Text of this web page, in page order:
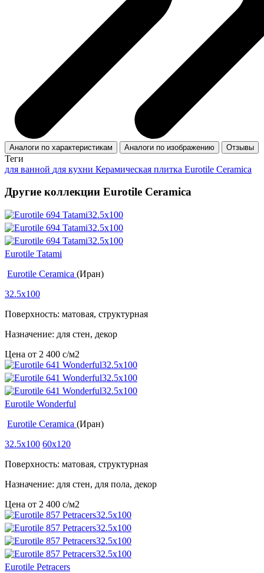
Аналоги по характеристикам Аналоги по изображению Отзывы
Теги
для ванной для кухни Керамическая плитка Eurotile Ceramica
Другие коллекции Eurotile Ceramica
Eurotile Tatami
Eurotile Ceramica (Иран)
32.5x100
Поверхность: матовая, структурная
Назначение: для стен, декор
Цена от 2 400 c/м2
Eurotile Wonderful
Eurotile Ceramica (Иран)
32.5x100 60x120
Поверхность: матовая, структурная
Назначение: для стен, для пола, декор
Цена от 2 400 c/м2
Eurotile Petracers